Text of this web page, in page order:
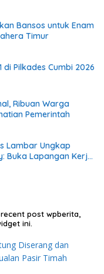
Bansos untuk Enam
Timur
Pilkades Cumbi 2026
Ribuan Warga
Pemerintah
Lambar Ungkap
Buka Lapangan Kerja
post wpberita,
ini.